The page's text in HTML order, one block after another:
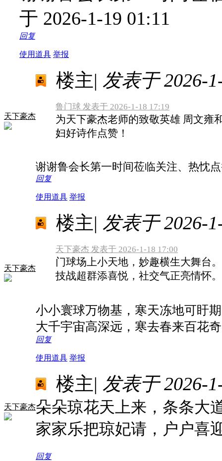
于 2026-1-19 01:11
回复
使用道具 举报
天下豪杰
楼主| 发表于 2026-
鲁门球 发表于 2026-1-18 17:19
为天下豪杰老师的致敬英雄 周文雍
妇好诗作点赞！
谢谢鲁会长第一时间莅临关注、热忱
回复
使用道具 举报
天下豪杰
楼主| 发表于 2026-
天下豪杰 发表于 2026-1-18 17:00
门球场上小天地，妙趣横生大舞台。
技战超群添喜悦，社交气正亮情怀。
小小寰球万物基，寒天冻地可盱
大千宇宙高深远，寒去春来百花
回复
使用道具 举报
天下豪杰
楼主| 发表于 2026-
朵朵琼花天上来，条条大
家家乐把琼妃请，户户喜
回复